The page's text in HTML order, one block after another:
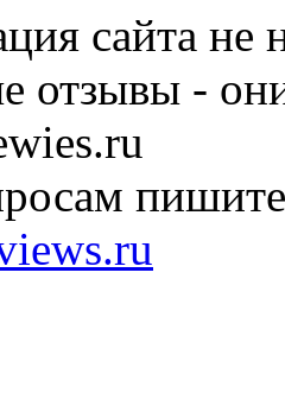
сайта не
отзывы -